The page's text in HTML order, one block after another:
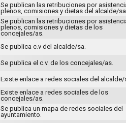
Se publican las retribuciones por
plenos, comisiones y dietas del alcalde/
Se publican las retribuciones por
plenos, comisiones y dietas de los
concejales/as.
Se publica c.v del alcalde/sa.
Se publica el c.v. de los concejales/as.
Existe enlace a redes sociales del alcalde/
Existe enlace a redes sociales de los
concejales/as.
Se publica un mapa de redes sociales del
ayuntamiento.